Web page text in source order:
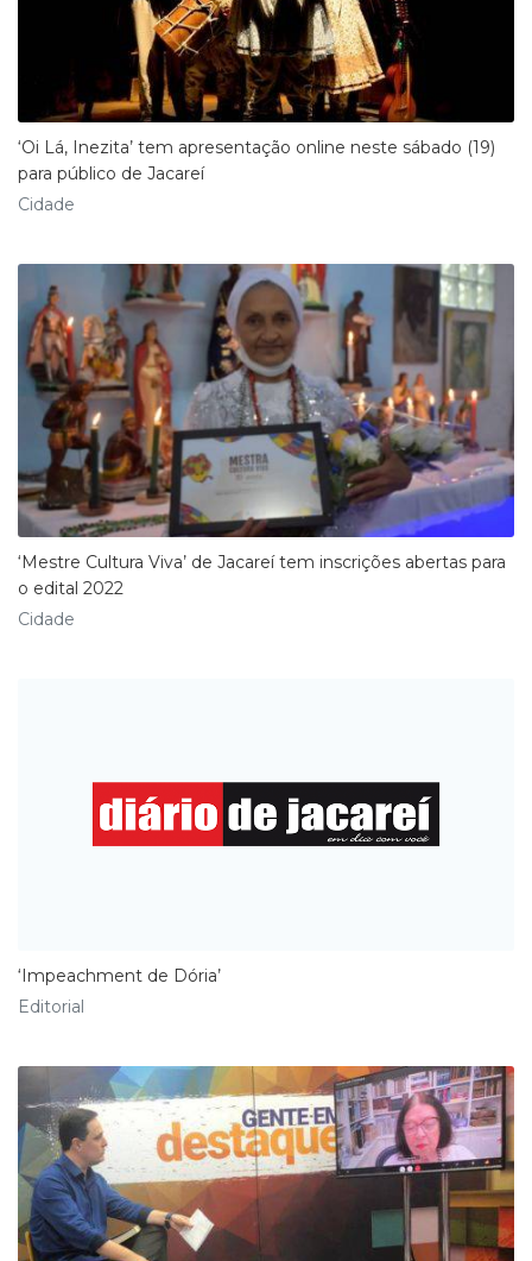
‘Oi Lá, Inezita’ tem apresentação online neste sábado (19)
para público de Jacareí
Cidade
‘Mestre Cultura Viva’ de Jacareí tem inscrições abertas para
o edital 2022
Cidade
‘Impeachment de Dória’
Editorial